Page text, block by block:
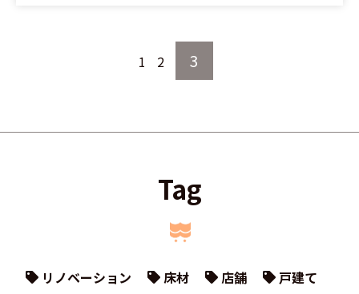
1 2 3
Tag
リノベーション 床材 店舗
戸建て